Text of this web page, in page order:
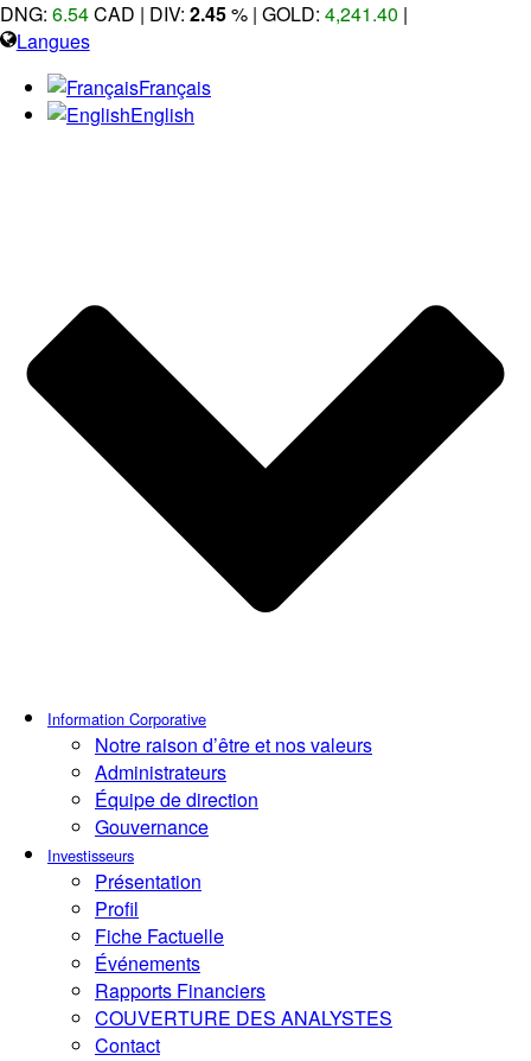
DNG: 6.54CAD | DIV: 2.45% | GOLD: 4,241.40 |
Langues
Français
English
Information Corporative
Notre raison d’être et nos valeurs
Administrateurs
Équipe de direction
Gouvernance
Investisseurs
Présentation
Profil
Fiche Factuelle
Événements
Rapports Financiers
COUVERTURE DES ANALYSTES
Contact